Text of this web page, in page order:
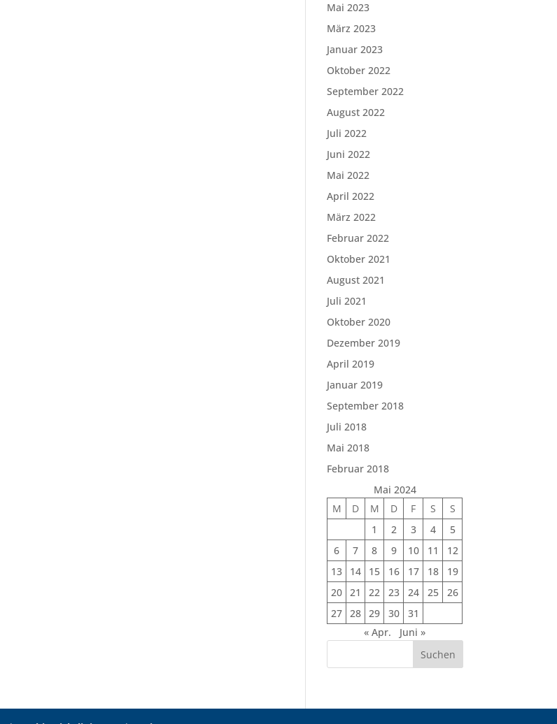
Mai 2023
März 2023
Januar 2023
Oktober 2022
September 2022
August 2022
Juli 2022
Juni 2022
Mai 2022
April 2022
März 2022
Februar 2022
Oktober 2021
August 2021
Juli 2021
Oktober 2020
Dezember 2019
April 2019
Januar 2019
September 2018
Juli 2018
Mai 2018
Februar 2018
Mai 2024
M
D M D F S
S
1
2 3 4
5
6
7 8 9 10 11
12
13
14 15 16 17 18
19
20 21 22 23 24 25
26
27 28 29 30
31
« Apr.
Juni »
Suchen